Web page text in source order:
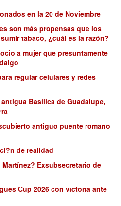
en la 20 de Noviembre
son más propensas que los
tabaco, ¿cuál es la razón?
a mujer que presuntamente
regular celulares y redes
Basílica de Guadalupe,
antiguo puente romano
de realidad
Exsubsecretario de
Cup 2026 con victoria ante